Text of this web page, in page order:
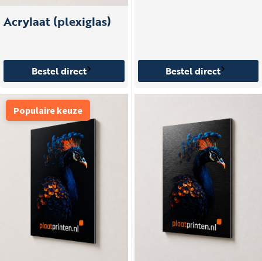
Acrylaat (plexiglas)
Bestel direct Bestel direct
Populaire keuze